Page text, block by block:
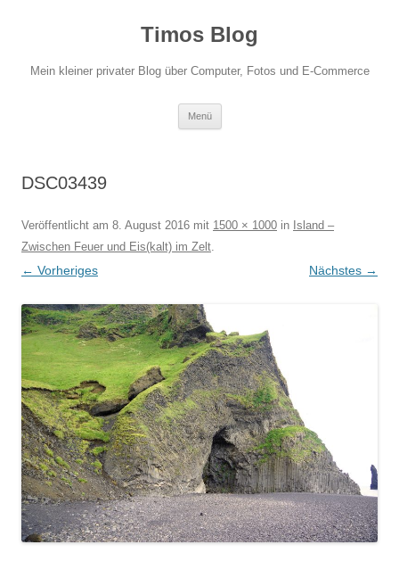
Timos Blog
Mein kleiner privater Blog über Computer, Fotos und E-Commerce
Menü
DSC03439
Veröffentlicht am 8. August 2016 mit 1500 × 1000 in Island –
Zwischen Feuer und Eis(kalt) im Zelt.
← Vorheriges Nächstes →